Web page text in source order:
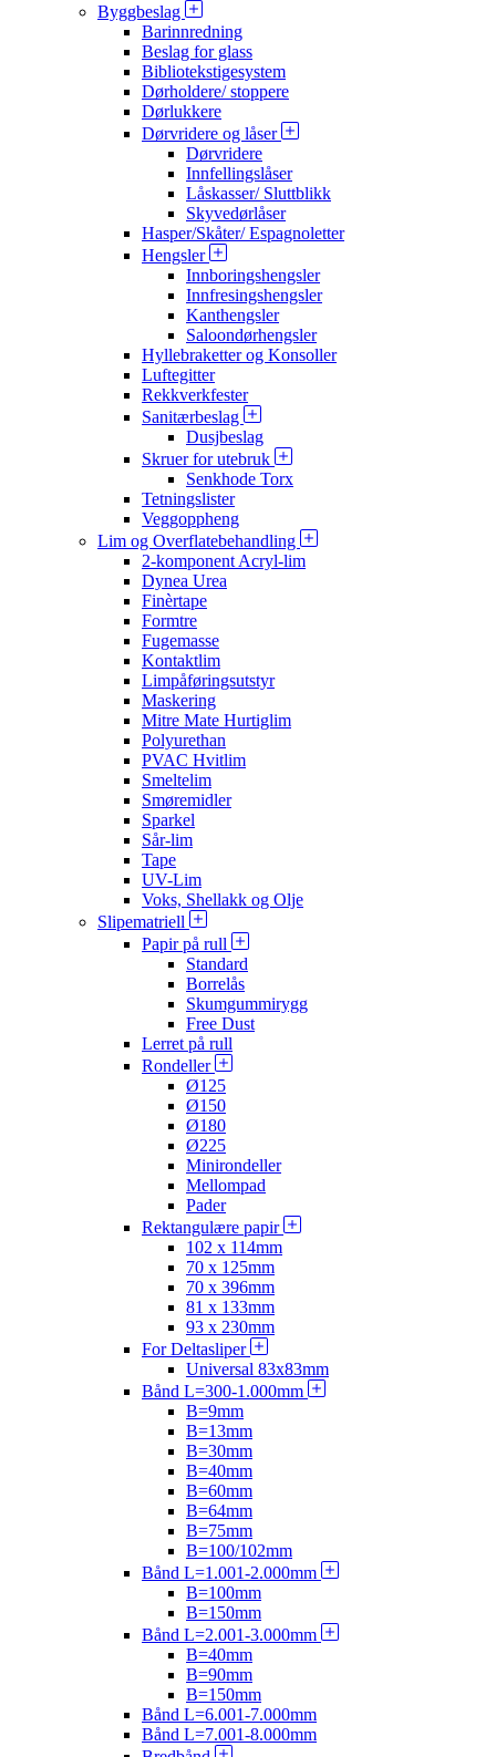
Byggbeslag
Barinnredning
Beslag for glass
Bibliotekstigesystem
Dørholdere/ stoppere
Dørlukkere
Dørvridere og låser
Dørvridere
Innfellingslåser
Låskasser/ Sluttblikk
Skyvedørlåser
Hasper/Skåter/ Espagnoletter
Hengsler
Innboringshengsler
Innfresingshengsler
Kanthengsler
Saloondørhengsler
Hyllebraketter og Konsoller
Luftegitter
Rekkverkfester
Sanitærbeslag
Dusjbeslag
Skruer for utebruk
Senkhode Torx
Tetningslister
Veggoppheng
Lim og Overflatebehandling
2-komponent Acryl-lim
Dynea Urea
Finèrtape
Formtre
Fugemasse
Kontaktlim
Limpåføringsutstyr
Maskering
Mitre Mate Hurtiglim
Polyurethan
PVAC Hvitlim
Smeltelim
Smøremidler
Sparkel
Sår-lim
Tape
UV-Lim
Voks, Shellakk og Olje
Slipematriell
Papir på rull
Standard
Borrelås
Skumgummirygg
Free Dust
Lerret på rull
Rondeller
Ø125
Ø150
Ø180
Ø225
Minirondeller
Mellompad
Pader
Rektangulære papir
102 x 114mm
70 x 125mm
70 x 396mm
81 x 133mm
93 x 230mm
For Deltasliper
Universal 83x83mm
Bånd L=300-1.000mm
B=9mm
B=13mm
B=30mm
B=40mm
B=60mm
B=64mm
B=75mm
B=100/102mm
Bånd L=1.001-2.000mm
B=100mm
B=150mm
Bånd L=2.001-3.000mm
B=40mm
B=90mm
B=150mm
Bånd L=6.001-7.000mm
Bånd L=7.001-8.000mm